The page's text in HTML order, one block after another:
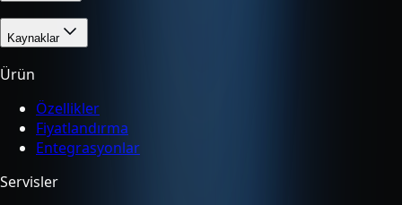
Kaynaklar
Ürün
Özellikler
Fiyatlandırma
Entegrasyonlar
Servisler